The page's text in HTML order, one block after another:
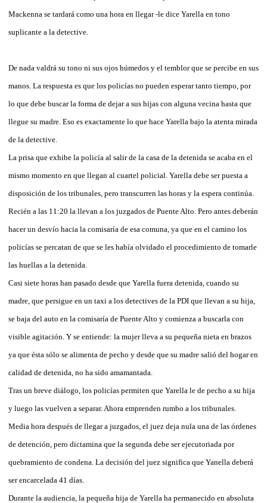
Mackenna se tardará como una hora en llegar -le dice Yarella en tono
suplicante a la detective.
De nada valdrá su tono ni sus ojos húmedos y el temblor que se percibe en sus
manos. La respuesta es que los policías no pueden esperar tanto tiempo, por
lo que debe buscar la forma de dejar a sus hijas con alguna vecina hasta que
llegue su madre. Eso es exactamente lo que hace Yarella bajo la atenta mirada
de la detective.
La prisa que exhibe la policía al salir de la casa de la detenida se acaba en el
mismo momento en que llegan al cuartel policial. Yarella debe ser puesta a
disposición de los tribunales, pero transcurren las horas y la espera continúa.
Recién a las 11:20 la llevan a los juzgados de Puente Alto. Pero antes deberán
hacer un desvío hacia la comisaría de esa comuna, ya que en el camino los
policías se percatan de que se les había olvidado el procedimiento de tomarle
las huellas a la detenida.
Casi siete horas han pasado desde que Yarella fuera detenida, cuando su
madre, que persigue en un taxi a los detectives de la PDI que llevan a su hija,
se baja del auto en la comisaría de Puente Alto y comienza a buscarla con
visible agitación. Y se entiende: la mujer lleva a su pequeña nieta en brazos
ya que ésta sólo se alimenta de pecho y desde que su madre salió del hogar en
calidad de detenida, no ha sido amamantada.
Tras un breve diálogo, los policías permiten que Yarella le de pecho a su hija
y luego las vuelven a separar. Ahora emprenden rumbo a los tribunales.
Media hora después de llegar a juzgados, el juez deja nula una de las órdenes
de detención, pero dictamina que la segunda debe ser ejecutoriada por
quebramiento de condena. La decisión del juez significa que Yanella deberá
ser encarcelada 41 días.
Durante la audiencia, la pequeña hija de Yarella ha permanecido en absoluta